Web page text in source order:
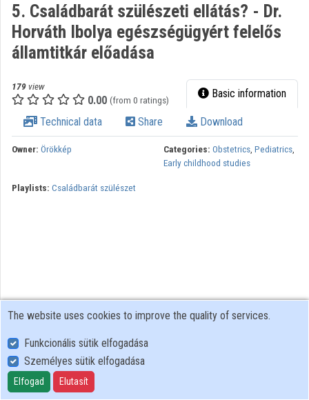
Contributors
Appearance:light
5. Családbarát szülészeti ellátás? - Dr.
Horváth Ibolya egészségügyért felelős
államtitkár előadása
179 view
0.00 (from 0 ratings) Basic information
Technical data Share Download
Owner: Örökkép Categories: Obstetrics, Pediatrics,
Early childhood studies
Playlists: Családbarát szülészet
User Policy
Adatkezelési tájékoztató (en)
Cookie Policy
The website uses cookies to improve the quality of services.
Funkcionális sütik elfogadása
Személyes sütik elfogadása
Elfogad Elutasít